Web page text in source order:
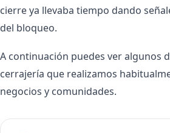
cierre ya llevaba tiempo dando
del bloqueo.
A continuación puedes ver algunos
cerrajería que realizamos
negocios y comunidades.